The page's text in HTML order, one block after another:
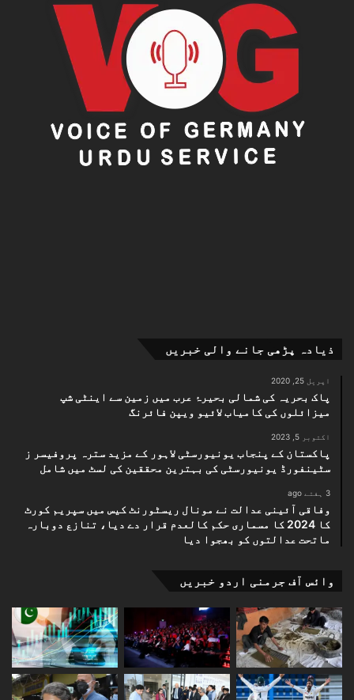
ذیادہ پڑھی جانے والی خبریں
اپریل 25, 2020
پاک بحریہ کی شمالی بحیرۂ عرب میں زمین سے اینٹی شپ
میزائلوں کی کامیاب لائیو ویپن فائرنگ
اکتوبر 5, 2023
پاکستان کے پنجاب یونیورسٹی لاہور کے مزید سترہ پروفیسر ز
سٹینفورڈ یونیورسٹی کی بہترین محققین کی لسٹ میں شامل
3 ہفتے ago
وفاقی آئینی عدالت نے مونال ریسٹورنٹ کیس میں سپریم کورٹ
کا 2024 کا مسماری حکم کالعدم قرار دے دیا، تنازع دوبارہ
ماتحت عدالتوں کو بھجوا دیا
وائس آف جرمنی اردو خبریں